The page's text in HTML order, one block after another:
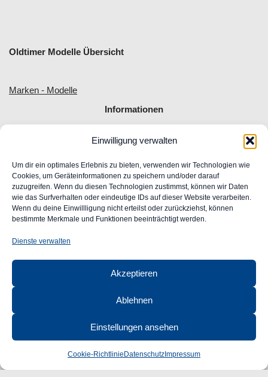
Einwilligung verwalten
Um dir ein optimales Erlebnis zu bieten, verwenden wir Technologien wie
Cookies, um Geräteinformationen zu speichern und/oder darauf
zuzugreifen. Wenn du diesen Technologien zustimmst, können wir Daten
wie das Surfverhalten oder eindeutige IDs auf dieser Website verarbeiten.
Wenn du deine Einwillligung nicht erteilst oder zurückziehst, können
bestimmte Merkmale und Funktionen beeinträchtigt werden.
Dienste verwalten
Akzeptieren
Ablehnen
Einstellungen ansehen
Cookie-Richtlinie Datenschutz Impressum
Oldtimer Modelle Übersicht
Marken - Modelle
Informationen
Allgemeine Geschäftsbedingungen
Impressum
Widerrufsrecht
Datenschutz
FAQ
Unser Engagement für Barrierefreiheit im Web
Ansprechpartner
CLASSIC AUTOGLAS
Robert-Bunsen-Str. 1
Öffnungszeiten:
Mo–Do 09:00–16:00 Uhr